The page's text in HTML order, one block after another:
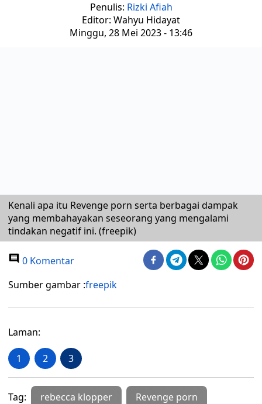
Penulis: Rizki Afiah
Editor: Wahyu Hidayat
Minggu, 28 Mei 2023 - 13:46
Kenali apa itu Revenge porn serta berbagai dampak
yang membahayakan seseorang yang mengalami
tindakan negatif ini. (freepik)
0 Komentar
Sumber gambar :freepik
Laman:
1 2 3
Tag: rebecca klopper Revenge porn